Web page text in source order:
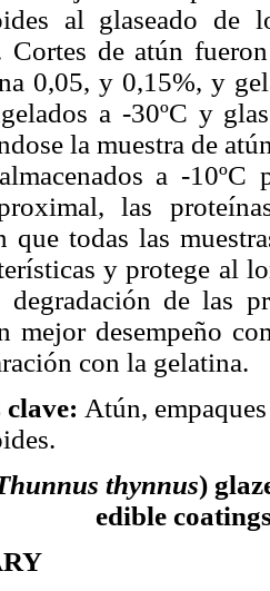
al glaseado de
Cortes de atún
0,05, y 0,15%, y
a -30ºC y
la muestra de
a -
las
que todas las
y protege al
degradación de las
mejor desempeño
con la gelatina.
Atún,
thynnus)
edible